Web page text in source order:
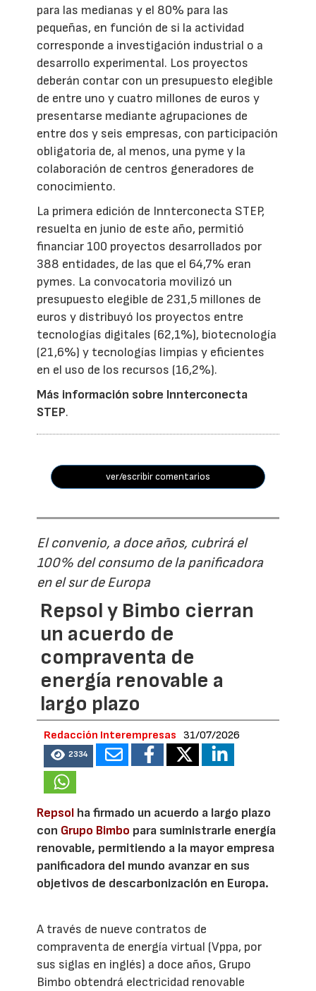
para las medianas y el 80% para las
pequeñas, en función de si la actividad
corresponde a investigación industrial o a
desarrollo experimental. Los proyectos
deberán contar con un presupuesto elegible
de entre uno y cuatro millones de euros y
presentarse mediante agrupaciones de
entre dos y seis empresas, con participación
obligatoria de, al menos, una pyme y la
colaboración de centros generadores de
conocimiento.
La primera edición de Innterconecta STEP,
resuelta en junio de este año, permitió
financiar 100 proyectos desarrollados por
388 entidades, de las que el 64,7% eran
pymes. La convocatoria movilizó un
presupuesto elegible de 231,5 millones de
euros y distribuyó los proyectos entre
tecnologías digitales (62,1%), biotecnología
(21,6%) y tecnologías limpias y eficientes
en el uso de los recursos (16,2%).
Más información sobre Innterconecta
STEP.
ver/escribir comentarios
El convenio, a doce años, cubrirá el
100% del consumo de la panificadora
en el sur de Europa
Repsol y Bimbo cierran
un acuerdo de
compraventa de
energía renovable a
largo plazo
Redacción Interempresas 31/07/2026
2334
Repsol ha firmado un acuerdo a largo plazo
con Grupo Bimbo para suministrarle energía
renovable, permitiendo a la mayor empresa
panificadora del mundo avanzar en sus
objetivos de descarbonización en Europa.
A través de nueve contratos de
compraventa de energía virtual (Vppa, por
sus siglas en inglés) a doce años, Grupo
Bimbo obtendrá electricidad renovable